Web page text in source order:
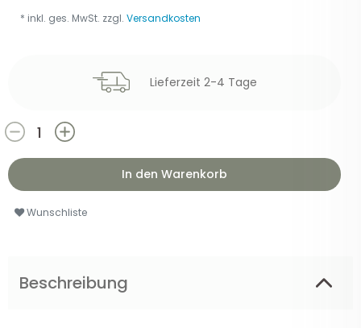
Lieferzeit 2-4 Tage
In den Warenkorb
Wunschliste
* inkl. ges. MwSt. zzgl. Versandkosten
Beschreibung